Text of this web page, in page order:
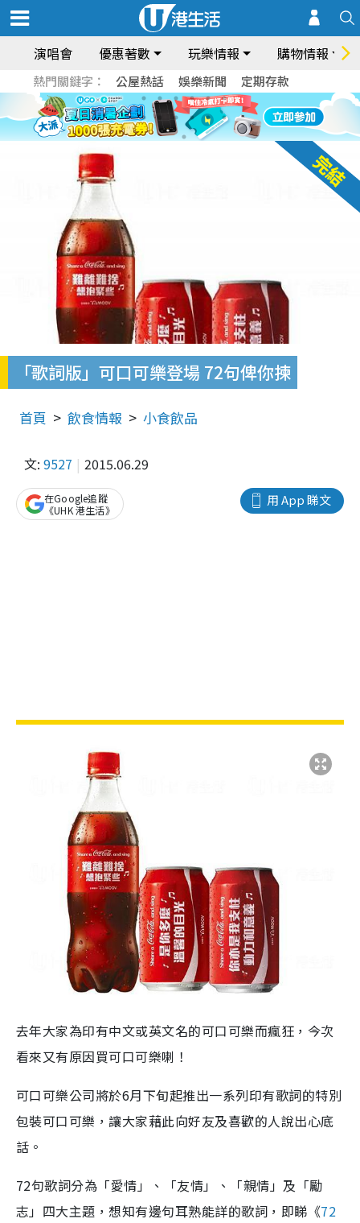
演唱會 優惠著數 玩樂情報 購物情報
熱門關鍵字： 公屋熱話 娛樂新聞 定期存款
「歌詞版」可口可樂登場 72句俾你揀
首頁 飲食情報 小食飲品
文: 9527 2015.06.29
用 App 睇文
在Google追蹤
《UHK 港生活》
去年大家為印有中文或英文名的可口可樂而瘋狂，今次
看來又有原因買可口可樂喇！
可口可樂公司將於6月下旬起推出一系列印有歌詞的特別
包裝可口可樂，讓大家藉此向好友及喜歡的人說出心底
話。
72句歌詞分為「愛情」、「友情」、「親情」及「勵
志」四大主題，想知有邊句耳熟能詳的歌詞，即睇《72